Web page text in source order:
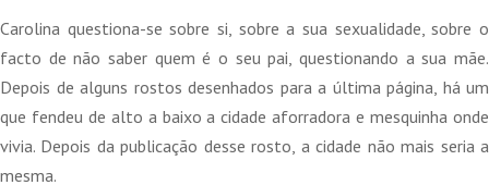
Carolina questiona-se sobre si, sobre a sua sexualidade, sobre o
facto de não saber quem é o seu pai, questionando a sua mãe.
Depois de alguns rostos desenhados para a última página, há um
que fendeu de alto a baixo a cidade aforradora e mesquinha onde
vivia. Depois da publicação desse rosto, a cidade não mais seria a
mesma.